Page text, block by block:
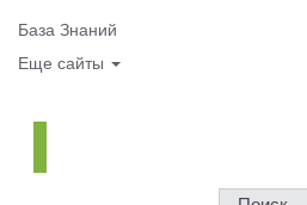
База Знаний
Еще сайты